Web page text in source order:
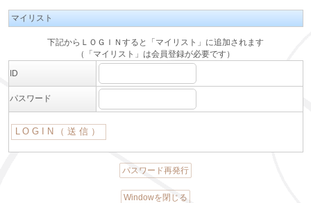
マイリスト
下記からＬＯＧＩＮすると「マイリスト」に追加されます
（「マイリスト」は会員登録が必要です）
ID
パスワード
パスワード再発行
Windowを閉じる